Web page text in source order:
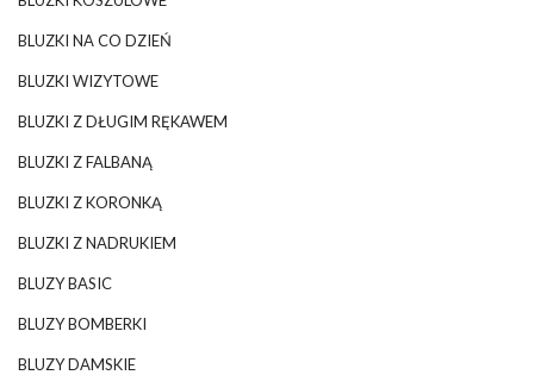
BLUZKI NA CO DZIEŃ
BLUZKI WIZYTOWE
BLUZKI Z DŁUGIM RĘKAWEM
BLUZKI Z FALBANĄ
BLUZKI Z KORONKĄ
BLUZKI Z NADRUKIEM
BLUZY BASIC
BLUZY BOMBERKI
BLUZY DAMSKIE